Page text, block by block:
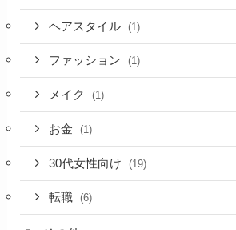
ヘアスタイル (1)
ファッション (1)
メイク (1)
お金 (1)
30代女性向け (19)
転職 (6)